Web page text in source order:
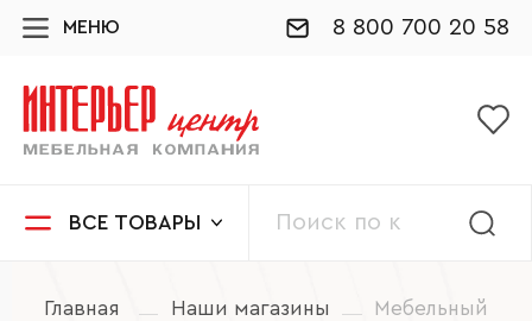
МЕНЮ 8 800 700 20 58
ВСЕ ТОВАРЫ
Главная Наши магазины
Мебельный